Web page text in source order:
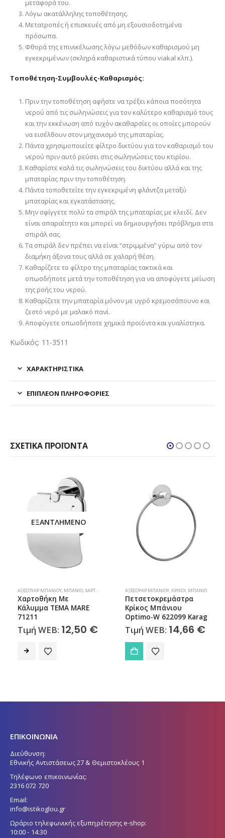
μεταφορά του.
Λόγω ακατάλληλης τοποθέτησης.
Μετατροπές ή επισκευές από μη εξουσιοδοτημένα
πρόσωπα.
Φθορά της επινικέλωσης λόγω μεθόδων καθαρισμού μη
εγκεκριμένων (σκληρά καθαριστικά τύπου viakal κλπ.).
Τοποθέτηση-Συμβουλές-Καθαρισμός:
Πριν την τοποθέτηση αφήστε να τρέξει κάποια ποσότητα
νερού από τις σωληνώσεις για τον καλύτερο καθαρισμό τους
και την εκκένωση από τυχόν ακαθαρσίες οι οποίες μπορούν
να εισέλθουν στον μηχανισμό της μπαταρίας.
Πάντα χρησιμοποιείτε φίλτρο δικτύου για τον καθαρισμό του
νερού πριν αυτό ρεύσει στις σωληνώσεις του κτιρίου.
Καθαρίστε καλά τις σωληνώσεις του δικτύου αλλά και της
μπαταρίας πριν την τοποθέτηση.
Πάντα τοποθετείτε την εγκεκριμένη φλάντζα μεταξύ
μπαταρίας και εγκατάστασης.
Μην σφίγγετε πολύ τα σπιράλ της μπαταρίας με κλειδί. Δεν
είναι απαραίτητο και μπορεί να δημιουργήσει πρόβλημα στα
σπιράλ σας.
Τα σπιράλ δεν πρέπει να είναι “στριμμένα” γύρω από τον
διαμήκη άξονα τους αλλά σε χαλαρή θέση.
Καθαρίζετε το φίλτρο της μπαταρίας τακτικά και
οπωσδήποτε μετά την τοποθέτηση για να αποφύγετε μείωση
της ροής του νερού.
Καθαρίζετε την μπαταρία μόνον με υγρό κρεμοσάπουνο και
ζεστό νερό με μαλακό πανί.
Αποφύγετε οπωσδήποτε χημικά προϊόντα και γυαλίστηκα.
Κωδικός: 11-3511
ΧΑΡΑΚΤΗΡΙΣΤΙΚΑ
ΕΠΙΠΛΈΟΝ ΠΛΗΡΟΦΟΡΊΕΣ
ΣΧΕΤΙΚΆ ΠΡΟΪΌΝΤΑ
ΕΞΑΝΤΛΗΜΈΝΟ
ΑΞΕΣΟΥΆΡ ΜΠΆΝΙΟΥ, ΜΠΆΝΙΟ,ΧΑΡΤΟΘΉΚΕΣ
Χαρτοθήκη Με
Κάλυμμα TEMA MARE
71211
Τιμή WEB: 12,50 €
ΑΞΕΣΟΥΆΡ ΜΠΆΝΙΟΥ, ΚΡΊΚΟΙ, ΜΠΆΝΙΟ
Πετσετοκρεμάστρα
Κρίκος Μπάνιου
Optimo-W 622099 Karag
Τιμή WEB: 14,66 €
ΕΠΙΚΟΙΝΩΝΙΑ
Διεύθυνση:
Εθνικής Αντιστάσεως 27 & Θεμιστοκλέους 1
Τηλέφωνο επικοινωνίας:
2316 072 720
Email:
info@istikoglou.gr
Ωράριο τηλεφωνικής εξυπηρέτησης e-shop:
10:00 - 14:30